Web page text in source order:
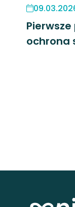
ochrona